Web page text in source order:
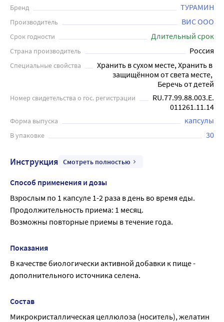
повышению защитных сил организма против инфекций.
Селен участвует в реакциях, которые уменьшают
воспаление и предотвращают агрегацию тромбоцитов.
Это свойство селена позволяет его применять для
профилактики сердечно-сосудистых заболеваний. Селен
выполняет важные функции в синтезе и метаболизме
щитовидной железы, а также защищает щитовидную
железу от оксидативного стресса. За счет способности
селена нейтрализовать свободные радикалы он
сохраняя ее молодость. Также микроэлемент
поддерживает нормальное функционирование
волос. Прием: взрослым по 1 капсуле 1-2 раза в день во
Возможны повторные приемы в течение года. Перед
применением необходимо проконсультироваться с
врачом.
Бренд ТУРАМИН
Производитель ВИС ООО
Срок годности Длительный срок
Страна производитель Россия
Специальные свойства
Хранить в сухом месте, Хранить в
защищённом от света месте,
Беречь от детей
Номер свидетельства о гос. регистрации
RU.77.99.88.003.Е.
011261.11.14
Форма выпуска капсулы
В упаковке 30
Инструкция Смотреть полностью
Способ применения и дозы
Взрослым по 1 капсуле 1-2 раза в день во время еды.
Продолжительность приема: 1 месяц.
Возможны повторные приемы в течение года.
Показания
В качестве биологически активной добавки к пище -
дополнительного источника селена.
Состав
Микрокристаллическая целлюлоза (носитель), желатин